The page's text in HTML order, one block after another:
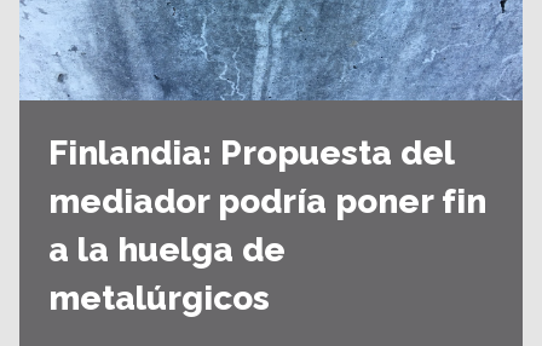
Finlandia: Propuesta del
mediador podría poner fin
a la huelga de
metalúrgicos